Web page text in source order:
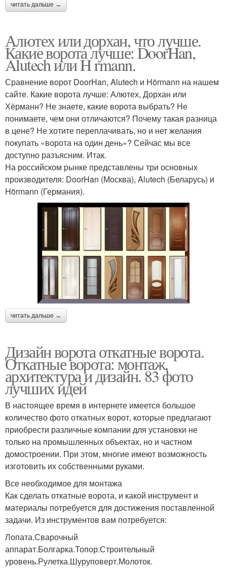
читать дальше →
Алютех или дорхан, что лучше.
Какие ворота лучше: DoorHan,
Alutech или H rmann.
Сравнение ворот DoorHan, Alutech и Hörmann на нашем
сайте. Какие ворота лучше: Алютех, Дорхан или
Хёрманн? Не знаете, какие ворота выбрать? Не
понимаете, чем они отличаются? Почему такая разница
в цене? Не хотите переплачивать, но и нет желания
покупать «ворота на один день»? Сейчас мы все
доступно разъясним. Итак.
На российском рынке представлены три основных
производителя: DoorHan (Москва), Alutech (Беларусь) и
Hörmann (Германия).
читать дальше →
Дизайн ворота откатные ворота.
Откатные ворота: монтаж,
архитектура и дизайн. 83 фото
лучших идей
В настоящее время в интернете имеется большое
количество фото откатных ворот, которые предлагают
приобрести различные компании для установки не
только на промышленных объектах, но и частном
домостроении. При этом, многие имеют возможность
изготовить их собственными руками.
Все необходимое для монтажа
Как сделать откатные ворота, и какой инструмент и
материалы потребуется для достижения поставленной
задачи. Из инструментов вам потребуется:
Лопата.Сварочный
аппарат.Болгарка.Топор.Строительный
уровень.Рулетка.Шуруповерт.Молоток.